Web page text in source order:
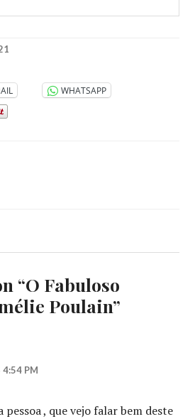
WHATSAPP
“O Fabuloso
Poulain”
4:54 PM
pessoa , que vejo falar bem deste